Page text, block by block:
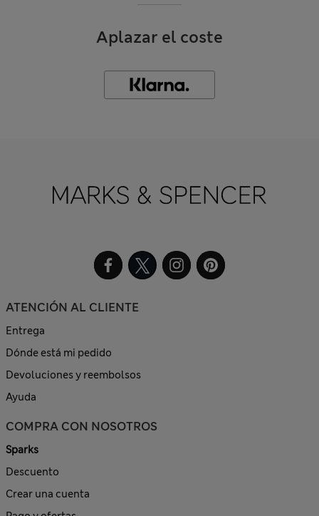
Aplazar el coste
ATENCIÓN AL CLIENTE
Entrega
Dónde está mi pedido
Devoluciones y reembolsos
Ayuda
COMPRA CON NOSOTROS
Sparks
Descuento
Crear una cuenta